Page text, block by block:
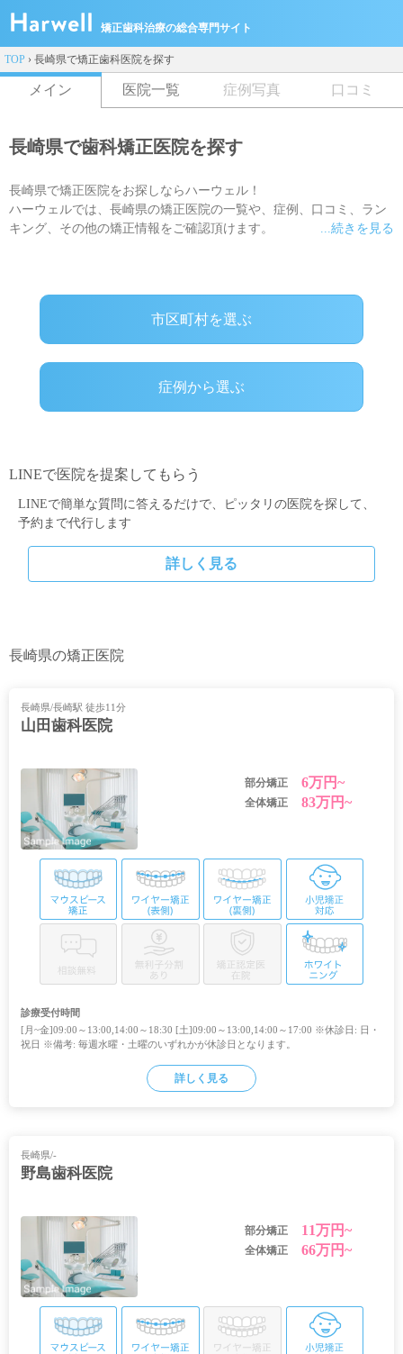
矯正歯科治療の総合専門サイト
TOP › 長崎県で矯正歯科医院を探す
メイン 医院一覧 症例写真 口コミ
長崎県で歯科矯正医院を探す
長崎県で矯正医院をお探しならハーウェル！
ハーウェルでは、長崎県の矯正医院の一覧や、症例、口コミ、ラン
キング、その他の矯正情報をご確認頂けます。
リの医院を探すこともできるので、ぜひご利用ください
...続きを見る
市区町村を選ぶ
症例から選ぶ
LINEで医院を提案してもらう
LINEで簡単な質問に答えるだけで、ピッタリの医院を探して、
予約まで代行します
詳しく見る
長崎県の矯正医院
長崎県/長崎駅 徒歩11分
山田歯科医院
部分矯正 6万円~
全体矯正 83万円~
診療受付時間
[月~金]09:00～13:00,14:00～18:30 [土]09:00～13:00,14:00～17:00 ※休診日: 日・
祝日 ※備考: 毎週水曜・土曜のいずれかが休診日となります。
詳しく見る
長崎県/-
野島歯科医院
部分矯正 11万円~
全体矯正 66万円~